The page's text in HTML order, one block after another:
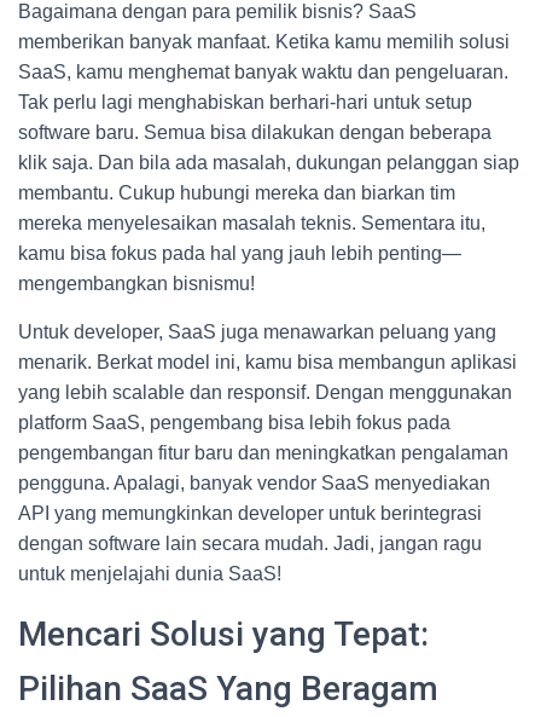
Bagaimana dengan para pemilik bisnis? SaaS
memberikan banyak manfaat. Ketika kamu memilih solusi
SaaS, kamu menghemat banyak waktu dan pengeluaran.
Tak perlu lagi menghabiskan berhari-hari untuk setup
software baru. Semua bisa dilakukan dengan beberapa
klik saja. Dan bila ada masalah, dukungan pelanggan siap
membantu. Cukup hubungi mereka dan biarkan tim
mereka menyelesaikan masalah teknis. Sementara itu,
kamu bisa fokus pada hal yang jauh lebih penting—
mengembangkan bisnismu!
Untuk developer, SaaS juga menawarkan peluang yang
menarik. Berkat model ini, kamu bisa membangun aplikasi
yang lebih scalable dan responsif. Dengan menggunakan
platform SaaS, pengembang bisa lebih fokus pada
pengembangan fitur baru dan meningkatkan pengalaman
pengguna. Apalagi, banyak vendor SaaS menyediakan
API yang memungkinkan developer untuk berintegrasi
dengan software lain secara mudah. Jadi, jangan ragu
untuk menjelajahi dunia SaaS!
Mencari Solusi yang Tepat:
Pilihan SaaS Yang Beragam